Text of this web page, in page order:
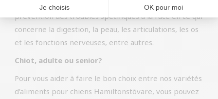
parce qu’elle pourrait contribuer positivement à la
prévention des troubles spécifiques à la race en ce qui
concerne la digestion, la peau, les articulations, les os
et les fonctions nerveuses, entre autres.
Chiot, adulte ou senior?
Pour vous aider à faire le bon choix entre nos variétés
d’aliments pour chiens Hamiltonstövare, vous pouvez